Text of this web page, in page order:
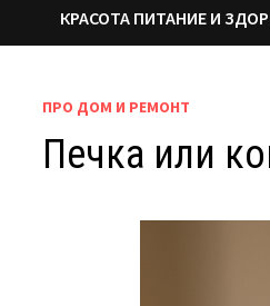
КРАСОТА ПИТАНИЕ И
ПРО ДОМ И РЕМОНТ
Печка или